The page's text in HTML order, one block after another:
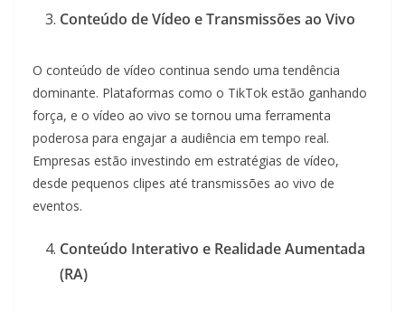
Conteúdo de Vídeo e Transmissões ao Vivo
O conteúdo de vídeo continua sendo uma tendência
dominante. Plataformas como o TikTok estão ganhando
força, e o vídeo ao vivo se tornou uma ferramenta
poderosa para engajar a audiência em tempo real.
Empresas estão investindo em estratégias de vídeo,
desde pequenos clipes até transmissões ao vivo de
eventos.
Conteúdo Interativo e Realidade Aumentada
(RA)